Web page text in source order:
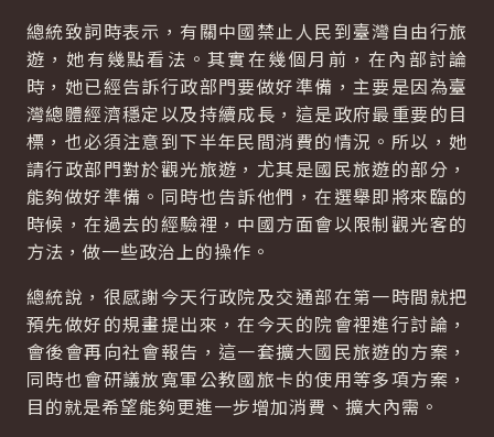
總統致詞時表示，有關中國禁止人民到臺灣自由行旅
遊，她有幾點看法。其實在幾個月前，在內部討論
時，她已經告訴行政部門要做好準備，主要是因為臺
灣總體經濟穩定以及持續成長，這是政府最重要的目
標，也必須注意到下半年民間消費的情況。所以，她
請行政部門對於觀光旅遊，尤其是國民旅遊的部分，
能夠做好準備。同時也告訴他們，在選舉即將來臨的
時候，在過去的經驗裡，中國方面會以限制觀光客的
方法，做一些政治上的操作。
總統說，很感謝今天行政院及交通部在第一時間就把
預先做好的規畫提出來，在今天的院會裡進行討論，
會後會再向社會報告，這一套擴大國民旅遊的方案，
同時也會研議放寬軍公教國旅卡的使用等多項方案，
目的就是希望能夠更進一步增加消費、擴大內需。